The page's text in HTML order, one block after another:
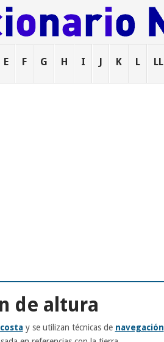
E F G H I J K L LL
de altura
costay se utilizan técnicas de navegación